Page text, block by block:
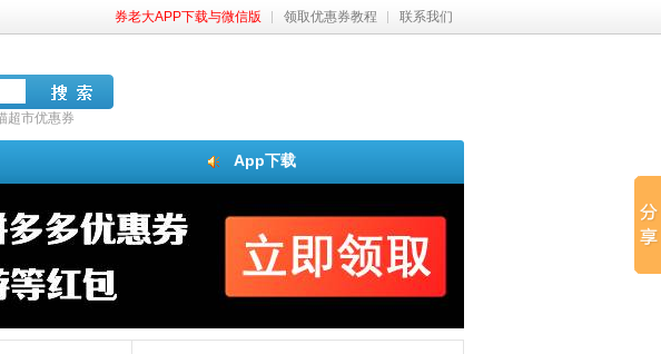
券老大APP下载与微信版 领取优惠券教程 联系我们
超市优惠券
App下载